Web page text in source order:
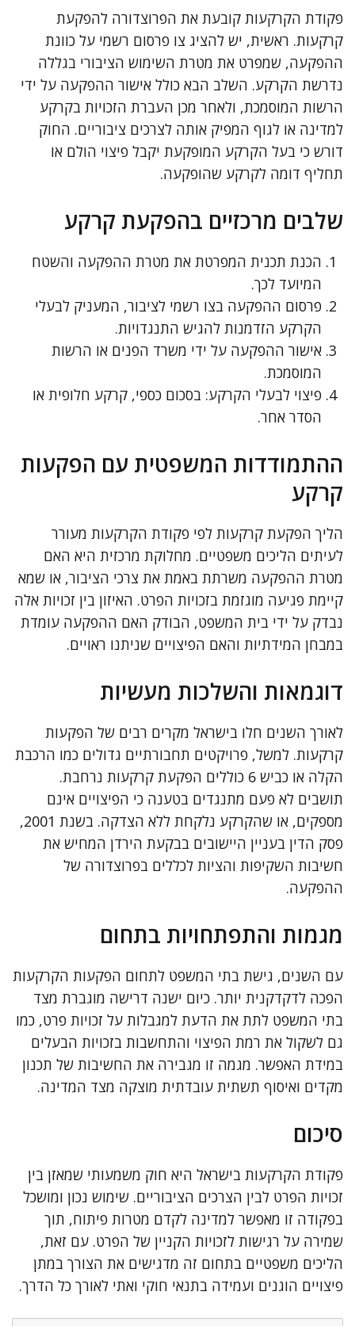
פקודת הקרקעות קובעת את הפרוצדורה להפקעת
קרקעות. ראשית, יש להציג צו פרסום רשמי על כוונת
ההפקעה, שמפרט את מטרת השימוש הציבורי בגללה
נדרשת הקרקע. השלב הבא כולל אישור ההפקעה על ידי
הרשות המוסמכת, ולאחר מכן העברת הזכויות בקרקע
למדינה או לגוף המפיק אותה לצרכים ציבוריים. החוק
דורש כי בעל הקרקע המופקעת יקבל פיצוי הולם או
תחליף דומה לקרקע שהופקעה.
שלבים מרכזיים בהפקעת קרקע
הכנת תכנית המפרטת את מטרת ההפקעה והשטח
המיועד לכך.
פרסום ההפקעה בצו רשמי לציבור, המעניק לבעלי
הקרקע הזדמנות להגיש התנגדויות.
אישור ההפקעה על ידי משרד הפנים או הרשות
המוסמכת.
פיצוי לבעלי הקרקע: בסכום כספי, קרקע חלופית או
הסדר אחר.
ההתמודדות המשפטית עם הפקעות
קרקע
הליך הפקעת קרקעות לפי פקודת הקרקעות מעורר
לעיתים הליכים משפטיים. מחלוקת מרכזית היא האם
מטרת ההפקעה משרתת באמת את צרכי הציבור, או שמא
קיימת פגיעה מוגזמת בזכויות הפרט. האיזון בין זכויות אלה
נבדק על ידי בית המשפט, הבודק האם ההפקעה עומדת
במבחן המידתיות והאם הפיצויים שניתנו ראויים.
דוגמאות והשלכות מעשיות
לאורך השנים חלו בישראל מקרים רבים של הפקעות
קרקעות. למשל, פרויקטים תחבורתיים גדולים כמו הרכבת
הקלה או כביש 6 כוללים הפקעת קרקעות נרחבת.
תושבים לא פעם מתנגדים בטענה כי הפיצויים אינם
מספקים, או שהקרקע נלקחת ללא הצדקה. בשנת 2001,
פסק הדין בעניין היישובים בבקעת הירדן המחיש את
חשיבות השקיפות והציות לכללים בפרוצדורה של
ההפקעה.
מגמות והתפתחויות בתחום
עם השנים, גישת בתי המשפט לתחום הפקעות הקרקעות
הפכה לדקדקנית יותר. כיום ישנה דרישה מוגברת מצד
בתי המשפט לתת את הדעת למגבלות על זכויות פרט, כמו
גם לשקול את רמת הפיצוי והתחשבות בזכויות הבעלים
במידת האפשר. מגמה זו מגבירה את החשיבות של תכנון
מקדים ואיסוף תשתית עובדתית מוצקה מצד המדינה.
סיכום
פקודת הקרקעות בישראל היא חוק משמעותי שמאזן בין
זכויות הפרט לבין הצרכים הציבוריים. שימוש נכון ומושכל
בפקודה זו מאפשר למדינה לקדם מטרות פיתוח, תוך
שמירה על רגישות לזכויות הקניין של הפרט. עם זאת,
הליכים משפטיים בתחום זה מדגישים את הצורך במתן
פיצויים הוגנים ועמידה בתנאי חוקי ואתי לאורך כל הדרך.